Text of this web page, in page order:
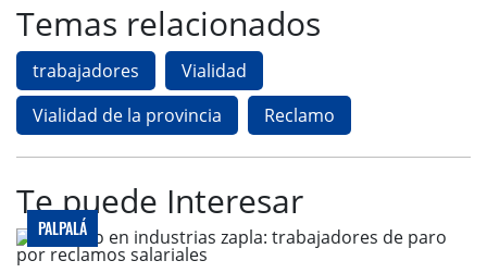
Temas relacionados
trabajadores
Vialidad
Vialidad de la provincia
Reclamo
Te puede Interesar
PALPALÁ